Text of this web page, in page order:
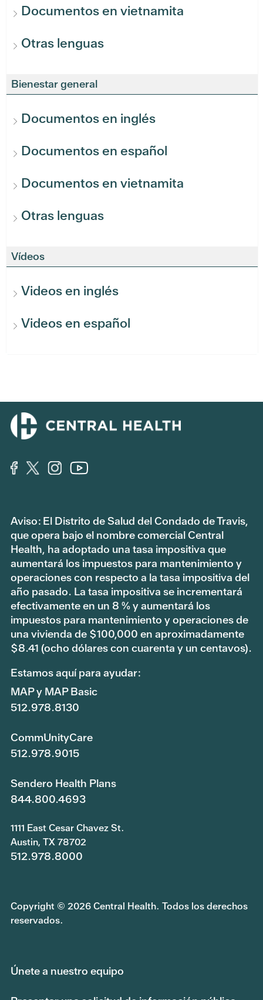
Documentos en vietnamita
Otras lenguas
Bienestar general
Documentos en inglés
Documentos en español
Documentos en vietnamita
Otras lenguas
Vídeos
Videos en inglés
Videos en español
Aviso: El Distrito de Salud del Condado de Travis,
que opera bajo el nombre comercial Central
Health, ha adoptado una tasa impositiva que
aumentará los impuestos para mantenimiento y
operaciones con respecto a la tasa impositiva del
año pasado. La tasa impositiva se incrementará
efectivamente en un 8 % y aumentará los
impuestos para mantenimiento y operaciones de
una vivienda de $100,000 en aproximadamente
$8.41 (ocho dólares con cuarenta y un centavos).
Estamos aquí para ayudar:
MAP y MAP Basic
512.978.8130
CommUnityCare
512.978.9015
Sendero Health Plans
844.800.4693
1111 East Cesar Chavez St.
Austin, TX 78702
512.978.8000
Copyright © 2026 Central Health. Todos los derechos
reservados.
Únete a nuestro equipo